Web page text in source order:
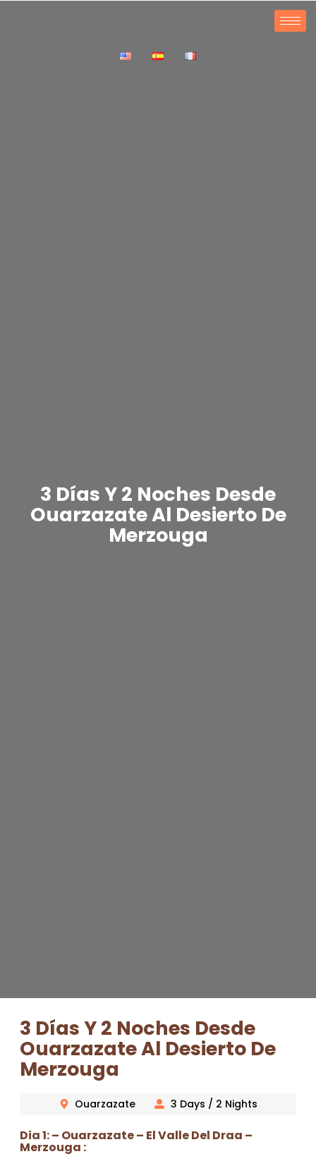
3 Días Y 2 Noches Desde
Ouarzazate Al Desierto De
Merzouga
3 Días Y 2 Noches Desde
Ouarzazate Al Desierto De
Merzouga
Ouarzazate 3 Days / 2 Nights
Dia 1: – Ouarzazate – El Valle Del Draa –
Merzouga :